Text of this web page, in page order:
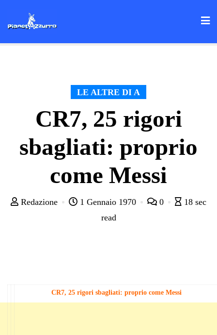
LE ALTRE DI A
CR7, 25 rigori
sbagliati: proprio
come Messi
Redazione 1 Gennaio 1970 0
18 sec
read
CR7, 25 rigori sbagliati: proprio come Messi